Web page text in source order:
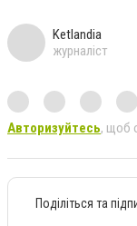
Ketlandia
журналіст
Авторизуйтесь, щоб
Поділіться та